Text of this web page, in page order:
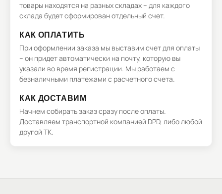
товары находятся на разных складах – для каждого
склада будет сформирован отдельный счет.
КАК ОПЛАТИТЬ
При оформлении заказа мы выставим счет для оплаты
– он придет автоматически на почту, которую вы
указали во время регистрации. Мы работаем с
безналичными платежами с расчетного счета.
КАК ДОСТАВИМ
Начнем собирать заказ сразу после оплаты.
Доставляем транспортной компанией DPD, либо любой
другой ТК.